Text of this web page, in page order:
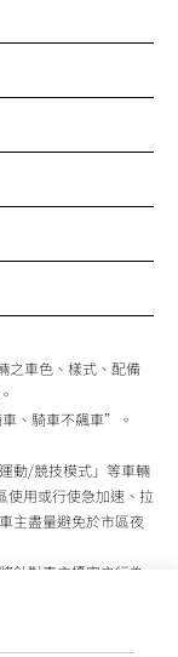
之車色、樣式、配備
、騎車不飆車”。
動/競技模式」等車輛
使用或行使急加速、拉
主盡量避免於市區夜
針對車主擾寧之行為